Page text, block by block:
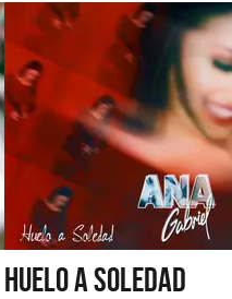
HUELO A SOLEDAD